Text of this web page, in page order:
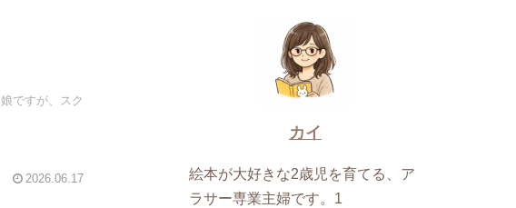
ですが、スク
2026.06.17
カイ
絵本が大好きな2歳児を育てる、ア
ラサー専業主婦です。1